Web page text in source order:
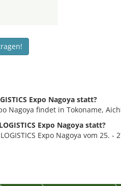
Expo Nagoya statt?
Nagoya findet in Tokoname,
Expo Nagoya statt?
Expo Nagoya vom 25. -